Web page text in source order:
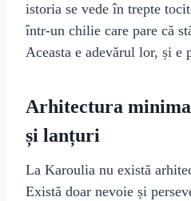
istoria se vede în trepte
într-un chilie care pare că
Aceasta e adevărul lor, și e
Arhitectura
și lanțuri
La Karoulia nu există
Există doar nevoie și